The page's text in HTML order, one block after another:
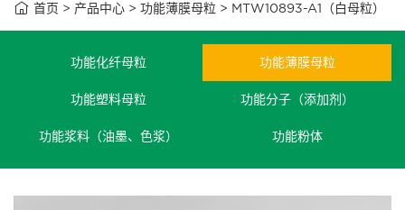
 首页 > 产品中心 > 功能薄膜母粒 > MTW10893-A1（白母粒）
功能化纤母粒 功能薄膜母粒
功能塑料母粒 功能分子（添加剂）
功能浆料（油墨、色浆） 功能粉体